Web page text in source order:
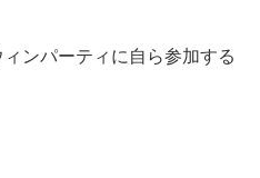
ンパーティに自ら参加する